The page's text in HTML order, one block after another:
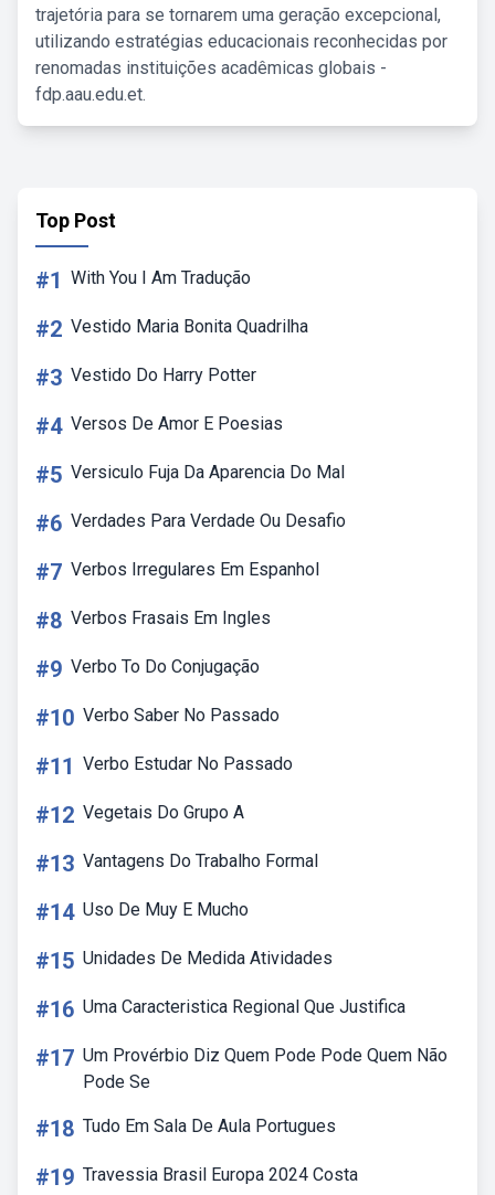
trajetória para se tornarem uma geração excepcional,
utilizando estratégias educacionais reconhecidas por
renomadas instituições acadêmicas globais -
fdp.aau.edu.et.
Top Post
#1 With You I Am Tradução
#2 Vestido Maria Bonita Quadrilha
#3 Vestido Do Harry Potter
#4 Versos De Amor E Poesias
#5 Versiculo Fuja Da Aparencia Do Mal
#6 Verdades Para Verdade Ou Desafio
#7 Verbos Irregulares Em Espanhol
#8 Verbos Frasais Em Ingles
#9 Verbo To Do Conjugação
#10 Verbo Saber No Passado
#11 Verbo Estudar No Passado
#12 Vegetais Do Grupo A
#13 Vantagens Do Trabalho Formal
#14 Uso De Muy E Mucho
#15 Unidades De Medida Atividades
#16 Uma Caracteristica Regional Que Justifica
#17 Um Provérbio Diz Quem Pode Pode Quem Não
Pode Se
#18 Tudo Em Sala De Aula Portugues
#19 Travessia Brasil Europa 2024 Costa